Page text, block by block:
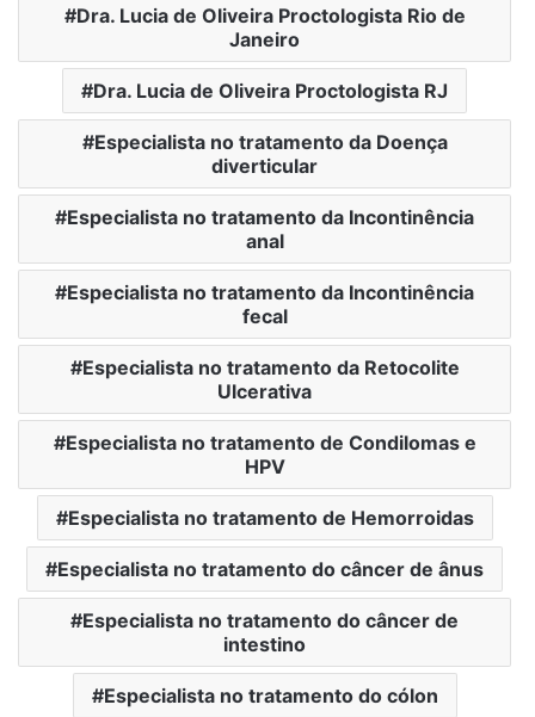
Dra. Lucia de Oliveira Proctologista Rio de
Janeiro
Dra. Lucia de Oliveira Proctologista RJ
Especialista no tratamento da Doença
diverticular
Especialista no tratamento da Incontinência
anal
Especialista no tratamento da Incontinência
fecal
Especialista no tratamento da Retocolite
Ulcerativa
Especialista no tratamento de Condilomas e
HPV
Especialista no tratamento de Hemorroidas
Especialista no tratamento do câncer de ânus
Especialista no tratamento do câncer de
intestino
Especialista no tratamento do cólon